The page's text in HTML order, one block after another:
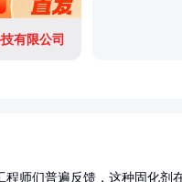
有限公司
程师们普遍反馈，这种固化剂